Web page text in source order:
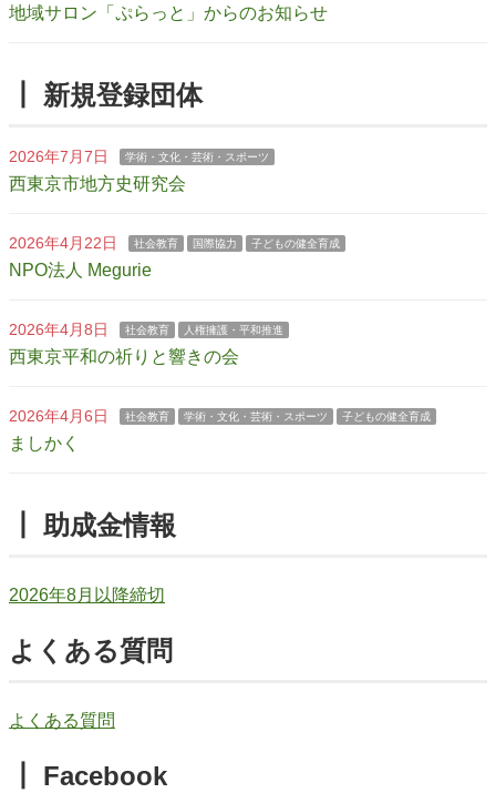
地域サロン「ぷらっと」からのお知らせ
┃ 新規登録団体
2026年7月7日 学術・文化・芸術・スポーツ
西東京市地方史研究会
2026年4月22日 社会教育 国際協力 子どもの健全育成
NPO法人 Megurie
2026年4月8日 社会教育 人権擁護・平和推進
西東京平和の祈りと響きの会
2026年4月6日 社会教育 学術・文化・芸術・スポーツ 子どもの健全育成
ましかく
┃ 助成金情報
2026年8月以降締切
よくある質問
よくある質問
┃ Facebook